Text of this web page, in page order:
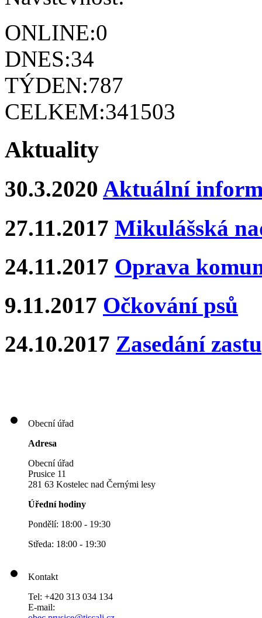
ONLINE:0
DNES:34
TÝDEN:787
CELKEM:341503
Aktuality
30.3.2020 Aktuální
27.11.2017 Mikulášská
24.11.2017 Oprava
9.11.2017 Očkování psů
24.10.2017 Zasedání
Obecní úřad
Adresa
Obecní úřad
Prusice 11
281 63 Kostelec nad Černými lesy
Úřední hodiny
Pondělí: 18:00 - 19:30
Středa: 18:00 - 19:30
Kontakt
Tel: +420 313 034 134
E-mail: